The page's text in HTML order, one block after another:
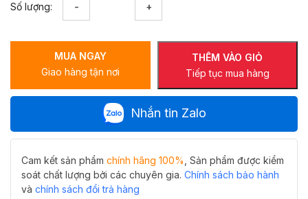
Số lượng:
nhật
đứng
M-
khung
gỗ
bì
nghệ
thuật
THÊM VÀO GIỎ
Tiếp tục mua hàng
MUA NGAY
Giao hàng tận nơi
Nhắn tin Zalo
Cam kết sản phẩm chính hãng 100% , Sản phẩm được kiểm
soát chất lượng bởi các chuyên gia. Chính sách bảo hành
và chính sách đổi trả hàng